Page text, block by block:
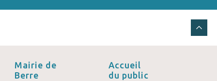
Mairie de
Berre
Accueil
du public